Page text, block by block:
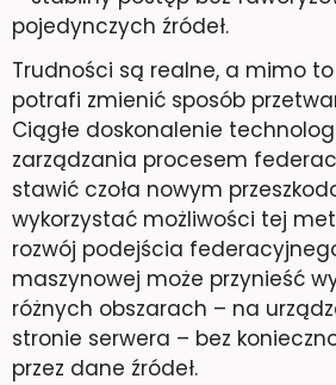
pojedynczych źródeł.
Trudności są realne, a mimo
potrafi zmienić sposób
Ciągłe doskonalenie
zarządzania procesem
stawić czoła nowym
wykorzystać możliwości tej
rozwój podejścia
maszynowej może przynieść
różnych obszarach – na
stronie serwera – bez
przez dane źródeł.